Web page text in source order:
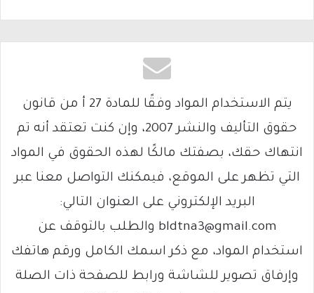
يتم الاستخدام المواد وفقًا للمادة 27 أ من قانون
حقوق التأليف والنشر 2007، وإن كنت تعتقد أنه تم
انتهاك حقك، بصفتك مالكًا لهذه الحقوق في المواد
التي تظهر على الموقع، فيمكنك التواصل معنا عبر
البريد الإلكتروني على العنوان التالي:
bldtna3@gmail.com والطلب بالتوقف عن
استخدام المواد، مع ذكر اسمك الكامل ورقم هاتفك
وإرفاق تصوير للشاشة ورابط للصفحة ذات الصلة